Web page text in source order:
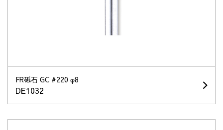
FR砥石 GC #220 φ8
DE1032